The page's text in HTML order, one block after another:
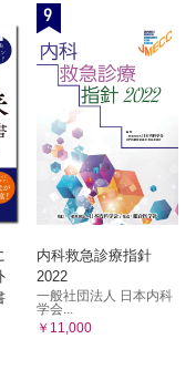
胃潰瘍が疑われた！
炎が疑われた！
が疑われた！
薬）による出血性大腸炎が
因
るパーキンソン症候群が疑
ド）による痺れが疑われ
激薬）による体重減少・不
疑われた！
よる顆粒球減少が疑わ
よる血小板減少が疑
菌薬）による顆粒球
ゼ阻害薬）により心
マーの上昇─
よる不整脈が疑われ
系糖尿病治療薬）に
9
内科救急診療指針
2022
一般社団法人 日本内科
学会...
￥11,000